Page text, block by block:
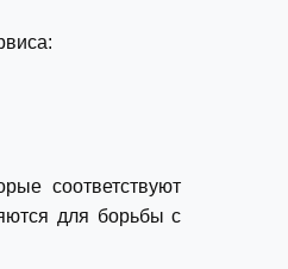
соответствуют
для борьбы с